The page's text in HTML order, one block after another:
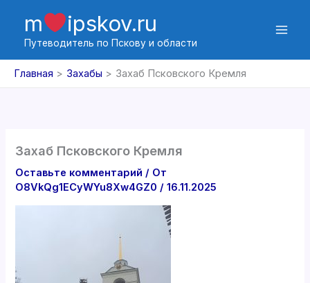
содержимому
m ipskov.ru
Путеводитель по Пскову и области
Главная Захабы Захаб Псковского Кремля
Захаб Псковского Кремля
Оставьте комментарий / От
O8VkQg1ECyWYu8Xw4GZ0 /16.11.2025